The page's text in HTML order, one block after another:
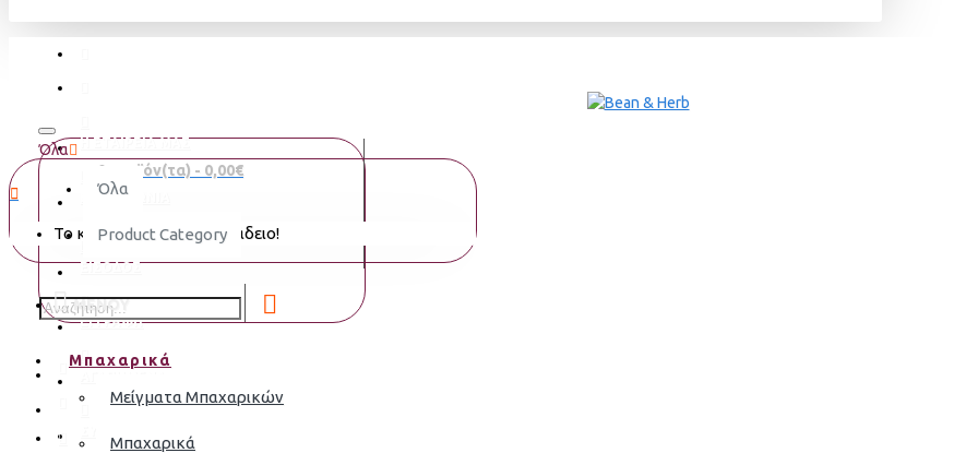
Η ΕΤΑΙΡΕΙΑ ΜΑΣ
ΕΠΙΚΟΙΝΩΝΙΑ
ΕΙΣΟΔΟΣ
ΕΓΓΡΑΦΗ
Όλα
Όλα
Product Category
0 προϊόν(τα) - 0,00€
Το καλάθι αγορών είναι άδειο!
MENOY
Μπαχαρικά
Μείγματα Μπαχαρικών
Μπαχαρικά